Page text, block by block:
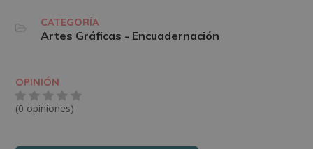
CATEGORÍA
Artes Gráficas - Encuadernación
OPINIÓN
(0 opiniones)